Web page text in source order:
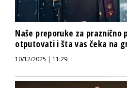
Naše preporuke za praznično
otputovati i šta vas čeka na
10/12/2025 | 11:29